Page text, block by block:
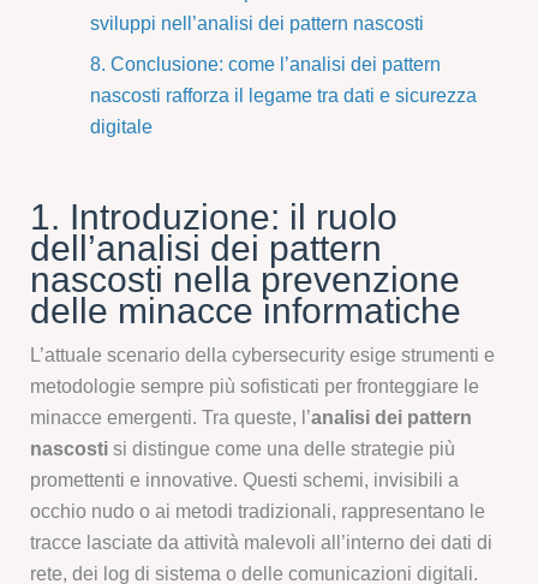
sviluppi nell’analisi dei pattern nascosti
8. Conclusione: come l’analisi dei pattern
nascosti rafforza il legame tra dati e sicurezza
digitale
1. Introduzione: il ruolo
dell’analisi dei pattern
nascosti nella prevenzione
delle minacce informatiche
L’attuale scenario della cybersecurity esige strumenti e
metodologie sempre più sofisticati per fronteggiare le
minacce emergenti. Tra queste, l’analisi dei pattern
nascosti si distingue come una delle strategie più
promettenti e innovative. Questi schemi, invisibili a
occhio nudo o ai metodi tradizionali, rappresentano le
tracce lasciate da attività malevoli all’interno dei dati di
rete, dei log di sistema o delle comunicazioni digitali.